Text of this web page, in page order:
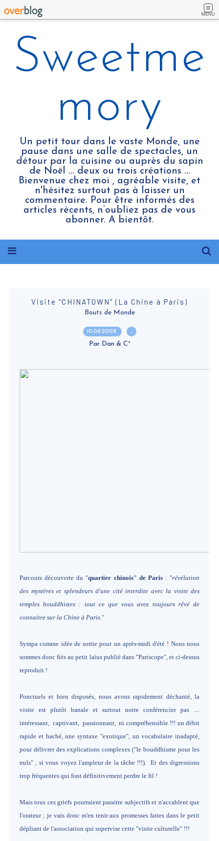
MENU
Sweetme
mory
Un petit tour dans le vaste Monde, une
pause dans une salle de spectacles, un
détour par la cuisine ou auprès du sapin
de Noël ... deux ou trois créations …
Bienvenue chez moi , agréable visite, et
n'hésitez surtout pas à laisser un
commentaire. Pour être informés des
articles récents, n’oubliez pas de vous
abonner. A bientôt.
Visite "CHINATOWN" (La Chine à Paris)
Bouts de Monde
10.08.2008 …
Par Dan & C°
Parcours découverte du "quartier chinois" de Paris: "révélation
des mystères et splendeurs d'une cité interdite avec la visite des
temples bouddhistes : tout ce que vous avez toujours rêvé de
connaitre sur la Chine à Paris."
Sympa comme idée de sortie pour un après-midi d'été ! Nous nous
sommes donc fiés au petit laïus publié dans "Pariscope", et ci-dessus
reproduit !
Ponctuels et bien disposés, nous avons rapidement déchanté, la
visite est plutôt banale et surtout notre conférencier pas ....
intéressant, captivant, passionnant, ni compréhensible !!! un débit
rapide et haché, une syntaxe "exotique", un vocabulaire inadapté,
pour délivrer des explications complexes ("le bouddhisme pour les
nuls" , si vous voyez l'ampleur de la tâche !!!). Et des digressions
trop fréquentes qui font définitivement perdre le fil !
Mais tous ces griefs pourraient paraitre subjectifs et n'accablent que
l'orateur ; je vais donc m'en tenir aux promesses faites dans le petit
dépliant de l'association qui supervise cette "visite culturelle" !!!